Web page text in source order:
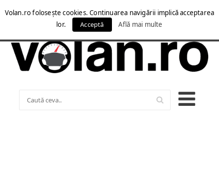
Volan.ro folosește cookies. Continuarea navigării implică acceptarea
lor.
Acceptă Află mai multe